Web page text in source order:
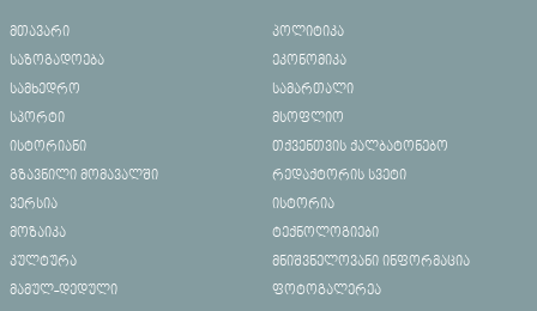
მთავარი
პოლიტიკა
საზოგადოება
ეკონომიკა
სამხედრო
სამართალი
სპორტი
მსოფლიო
ისტორიანი
თქვენთვის ქალბატონებო
გზავნილი მომავალში
რედაქტორის სვეტი
ვერსია
ისტორია
მოზაიკა
ტექნოლოგიები
კულტურა
მნიშვნელოვანი ინფორმაცია
მამულ-დედული
ფოტოგალერეა